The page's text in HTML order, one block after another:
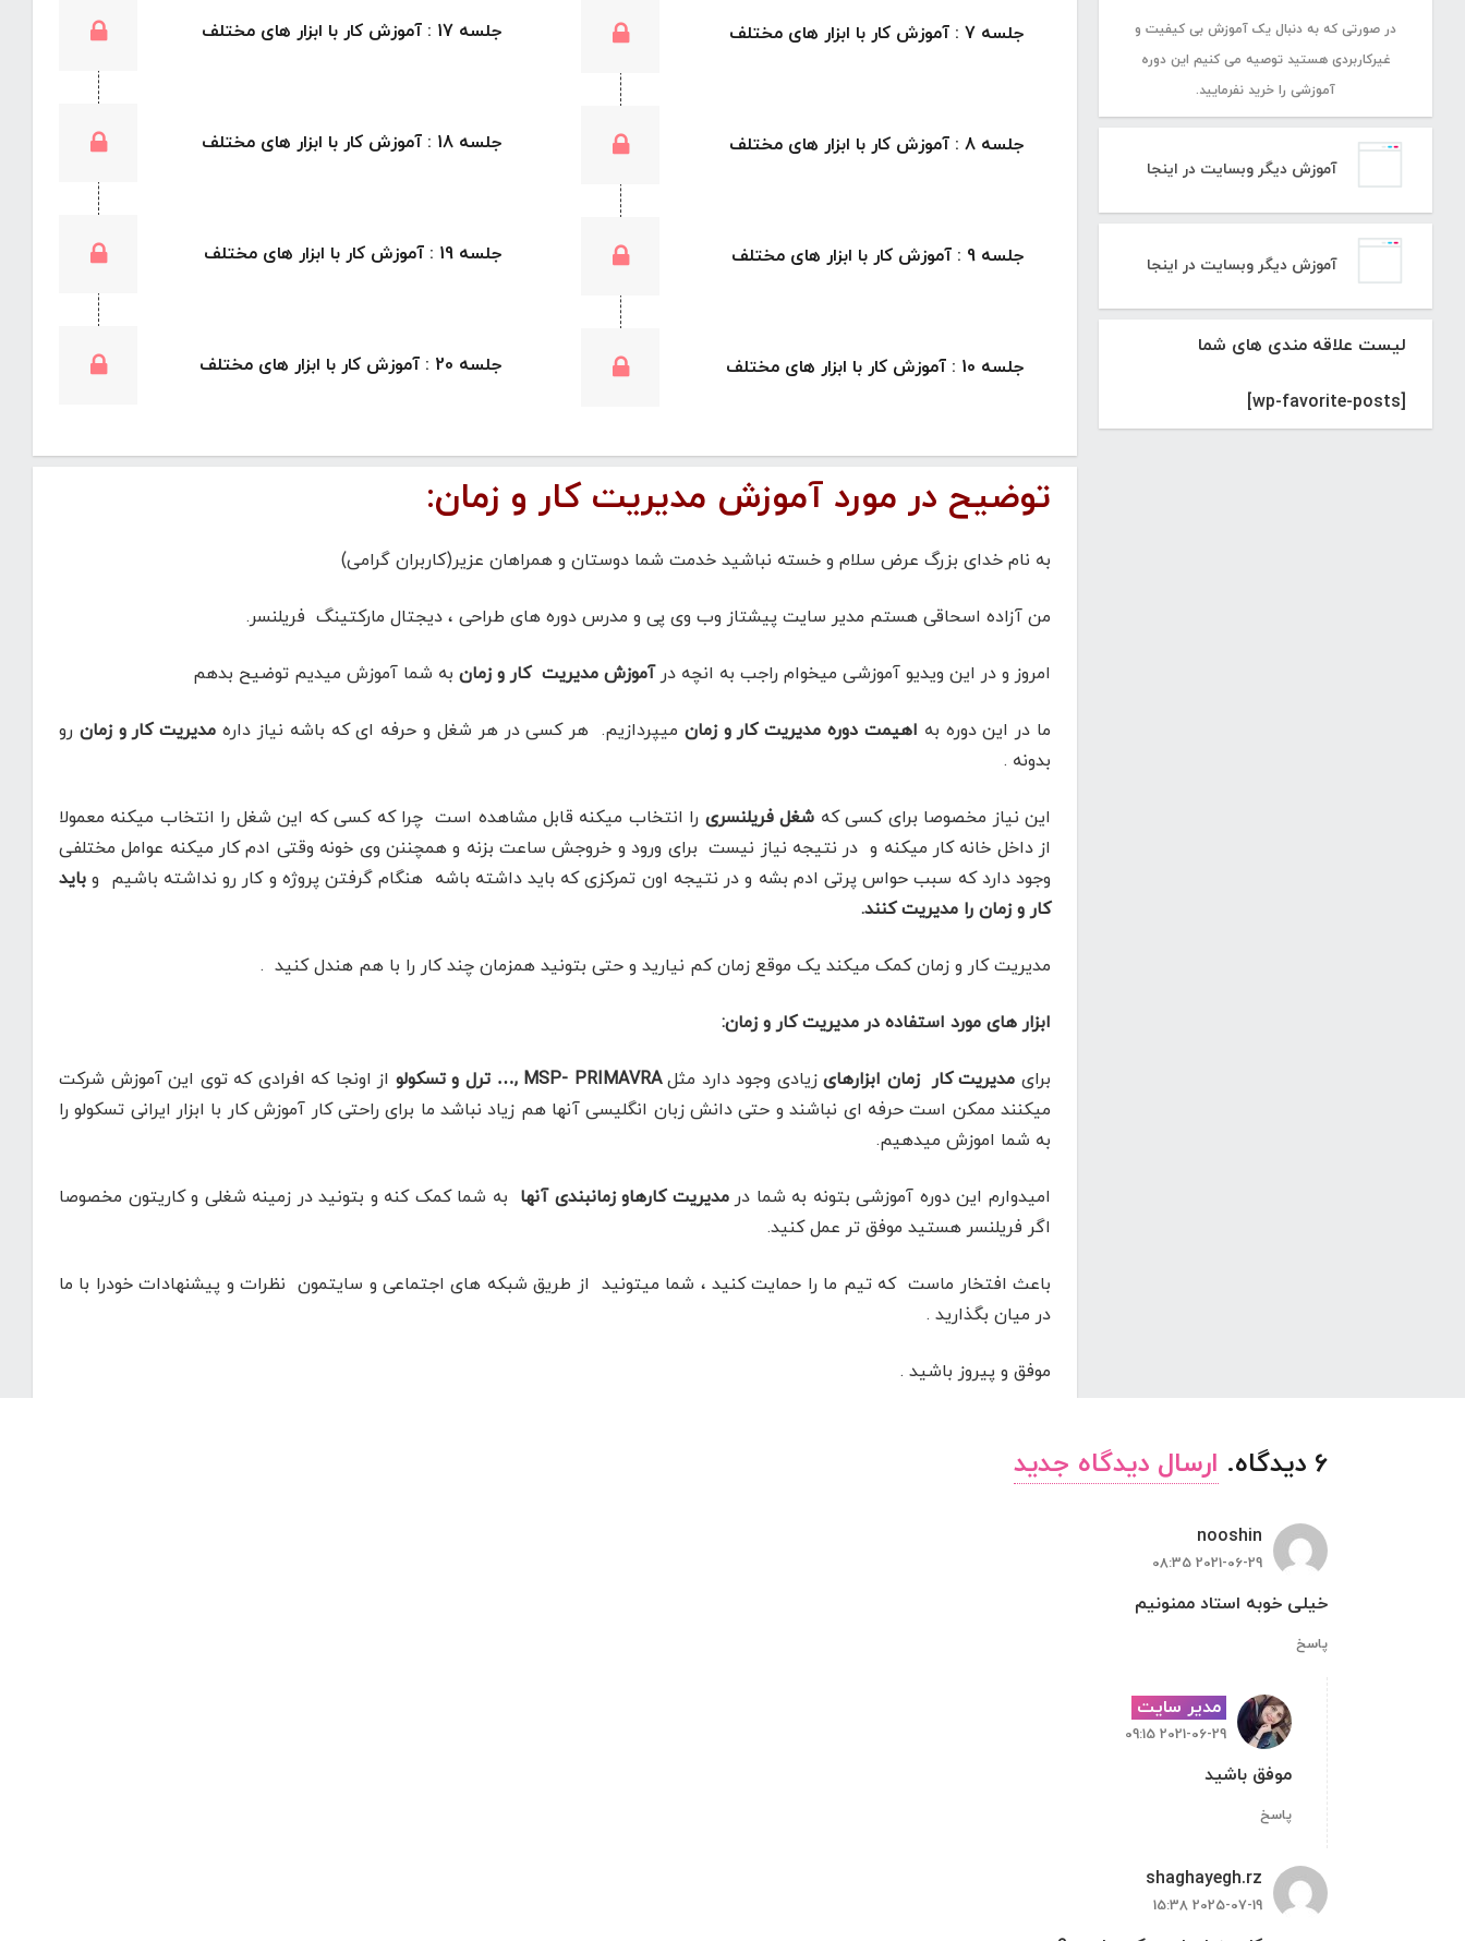
در صورتی که به دنبال یک آموزش بی کیفیت و
غیرکاربردی هستید توصیه می کنیم این دوره
آموزشی را خرید نفرمایید.
آموزش دیگر وبسایت در اینجا
آموزش دیگر وبسایت در اینجا
لیست علاقه مندی های شما
[wp-favorite-posts]
جلسه 7 : آموزش کار با ابزار های مختلف
جلسه 8 : آموزش کار با ابزار های مختلف
جلسه 9 : آموزش کار با ابزار های مختلف
جلسه 10 : آموزش کار با ابزار های مختلف
جلسه 17 : آموزش کار با ابزار های مختلف
جلسه 18 : آموزش کار با ابزار های مختلف
جلسه 19 : آموزش کار با ابزار های مختلف
جلسه 20 : آموزش کار با ابزار های مختلف
توضیح در مورد آموزش مدیریت کار و زمان:
به نام خدای بزرگ عرض سلام و خسته نباشید خدمت شما دوستان و همراهان عزیر(کاربران گرامی)
من آزاده اسحاقی هستم مدیر سایت پیشتاز وب وی پی و مدرس دوره های طراحی ، دیجتال مارکتینگ فریلنسر.
امروز و در این ویدیو آموزشی میخوام راجب به انچه درآموزش مدیریت کار و زمان به شما آموزش میدیم توضیح بدهم
ما در این دوره به اهیمت دوره مدیریت کار و زمان میپردازیم. هر کسی در هر شغل و حرفه ای که باشه نیاز داره مدیریت کار و زمان رو
بدونه .
این نیاز مخصوصا برای کسی که شغل فریلنسری را انتخاب میکنه قابل مشاهده است چرا که کسی که این شغل را انتخاب میکنه معمولا
از داخل خانه کار میکنه و در نتیجه نیاز نیست برای ورود و خروجش ساعت بزنه و همچننن وی خونه وقتی ادم کار میکنه عوامل مختلفی
وجود دارد که سبب حواس پرتی ادم بشه و در نتیجه اون تمرکزی که باید داشته باشه هنگام گرفتن پروژه و کار رو نداشته باشیم وباید
کار و زمان را مدیریت کنند.
مدیریت کار و زمان کمک میکند یک موقع زمان کم نیارید و حتی بتونید همزمان چند کار را با هم هندل کنید .
ابزار های مورد استفاده در مدیریت کار و زمان:
برای مدیریت کار زمان ابزارهایزیادی وجود دارد مثلMSP- PRIMAVRA ,… ترل و تسکولو
از اونجا که افرادی که توی این آموزش شرکت
میکنند ممکن است حرفه ای نباشند و حتی دانش زبان انگلیسی آنها هم زیاد نباشد ما برای راحتی کار آموزش کار با ابزار ایرانی تسکولو را
به شما اموزش میدهیم.
امیدوارم این دوره آموزشی بتونه به شما درمدیریت کارهاو زمانبندی آنها به شما کمک کنه و بتونید در زمینه شغلی و کاریتون مخصوصا
اگر فریلنسر هستید موفق تر عمل کنید.
باعث افتخار ماست که تیم ما را حمایت کنید ، شما میتونید از طریق شبکه های اجتماعی و سایتمون نظرات و پیشنهادات خودرا با ما
در میان بگذارید .
موفق و پیروز باشید .
6 دیدگاه. ارسال دیدگاه جدید
nooshin
2021-06-29 08:35
خیلی خوبه استاد ممنونیم
پاسخ
مدیر سایت
2021-06-29 09:15
موفق باشید
پاسخ
shaghayegh.rz
2025-07-19 15:38